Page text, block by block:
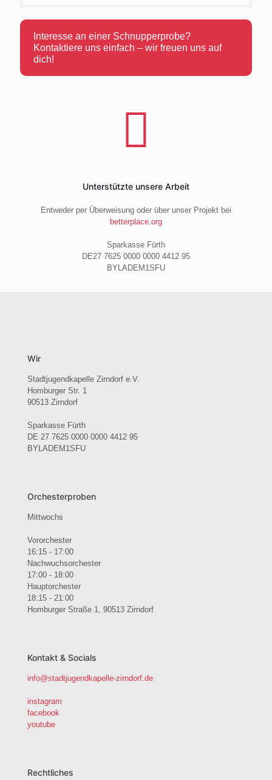
Interesse an einer Schnupperprobe?
Kontaktiere uns einfach – wir freuen uns auf
dich!
Unterstützte unsere Arbeit
Entweder per Überweisung oder über unser Projekt bei
betterplace.org
Sparkasse Fürth
DE27 7625 0000 0000 4412 95
BYLADEM1SFU
Wir
Stadtjugendkapelle Zirndorf e.V.
Homburger Str. 1
90513 Zirndorf
Sparkasse Fürth
DE 27 7625 0000 0000 4412 95
BYLADEM1SFU
Orchesterproben
Mittwochs
Vororchester
16:15 - 17:00
Nachwuchsorchester
17:00 - 18:00
Hauptorchester
18:15 - 21:00
Homburger Straße 1, 90513 Zirndorf
Kontakt & Socials
info@stadtjugendkapelle-zirndorf.de
instagram
facebook
youtube
Rechtliches